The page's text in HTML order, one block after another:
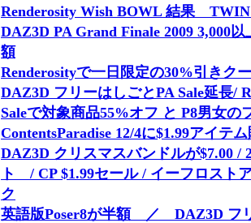
Renderosity Wish BOWL 結果
DAZ3D PA Grand Finale 2009 3,000
額
Renderosityで一日限定の30%引きク
DAZ3D フリーはしごとPA Sale延長/
Saleで対象商品55%オフ と P8男女の
ContentsParadise 12/4に$1.99アイテ
DAZ3D クリスマスバンドルが$7.00 /
ト / CP $1.99セール / イーフロス
ク
英語版Poser8が半額 ／ DAZ3D